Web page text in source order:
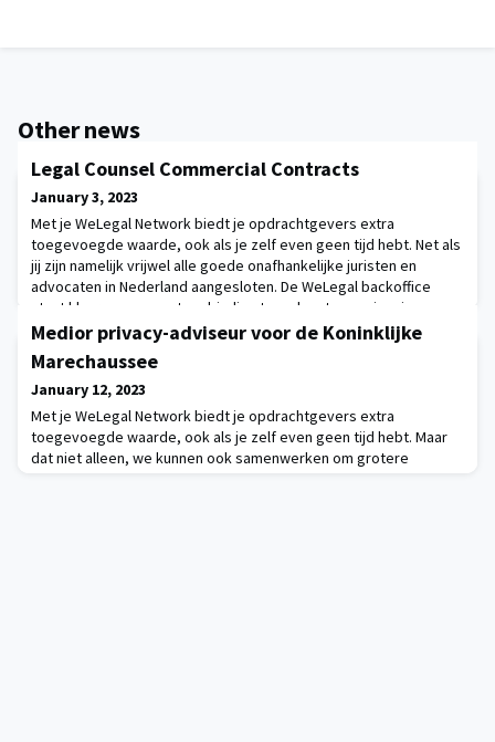
Other news
Legal Counsel Commercial Contracts
January 3, 2023
Met je WeLegal Network biedt je opdrachtgevers extra
toegevoegde waarde, ook als je zelf even geen tijd hebt. Net als
jij zijn namelijk vrijwel alle goede onafhankelijke juristen en
advocaten in Nederland aangesloten. De WeLegal backoffice
staat klaar om op maat verbinding te maken tussen jou, je
vakgenoten en cliënten. Bijvoorbeeld voor de vraag
Medior privacy-adviseur voor de Koninklijke
Marechaussee
January 12, 2023
Met je WeLegal Network biedt je opdrachtgevers extra
toegevoegde waarde, ook als je zelf even geen tijd hebt. Maar
dat niet alleen, we kunnen ook samenwerken om grotere